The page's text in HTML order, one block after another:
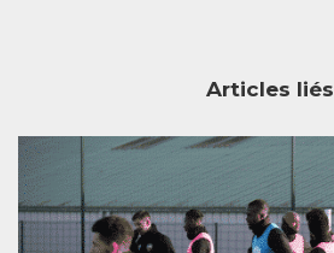
Articles liés